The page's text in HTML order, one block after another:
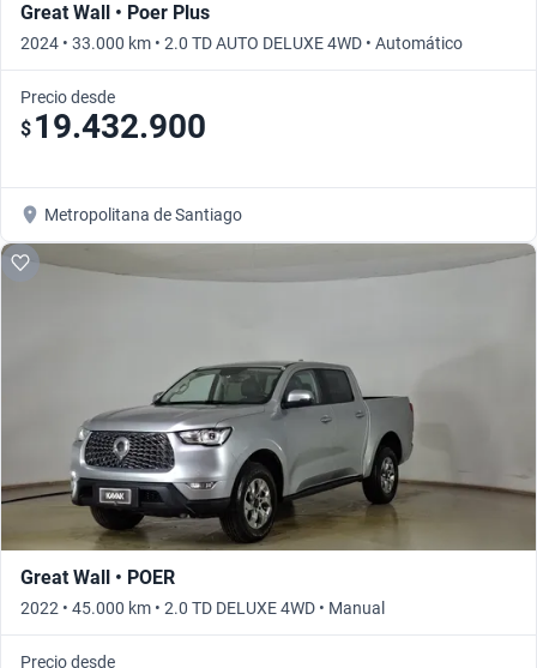
Great Wall • Poer Plus
2024 • 33.000 km • 2.0 TD AUTO DELUXE 4WD • Automático
Precio desde
$ 19.432.900
Metropolitana de Santiago
Great Wall • POER
2022 • 45.000 km • 2.0 TD DELUXE 4WD • Manual
Precio desde